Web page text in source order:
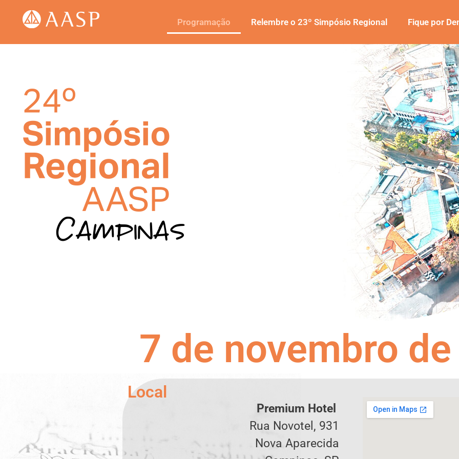
Programação Relembre o 23º Simpósio Regional Fique por
7 de novembro
Local
Premium Hotel
Rua Novotel, 931
Nova Aparecida